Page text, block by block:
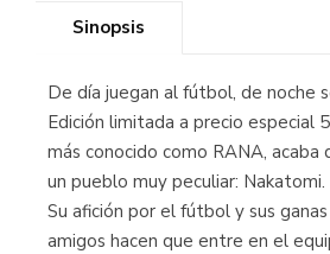
Sinopsis
De día juegan al fútbol, de noche
Edición limitada a precio especial
más conocido como RANA, acaba
un pueblo muy peculiar: Nakatomi.
Su afición por el fútbol y sus
amigos hacen que entre en el